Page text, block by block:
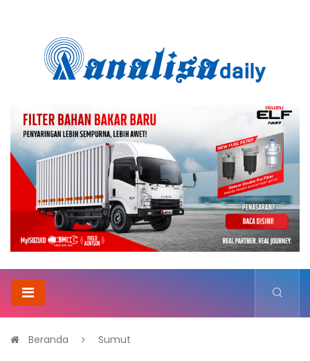
Beranda Sumut